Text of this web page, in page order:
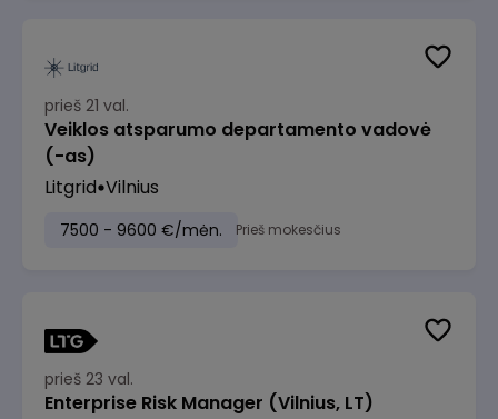
prieš 21 val.
Veiklos atsparumo departamento vadovė
(-as)
Litgrid Vilnius
7500 - 9600 €/mėn. Prieš mokesčius
prieš 23 val.
Enterprise Risk Manager (Vilnius, LT)